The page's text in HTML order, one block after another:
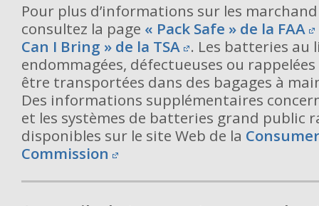
Pour plus d’informations sur les
consultez la page « Pack Safe » de la FAA
Can I Bring » de la TSA . Les batteries au
endommagées, défectueuses ou
être transportées dans des bagages à
Des informations supplémentaires
et les systèmes de batteries grand public
disponibles sur le site Web de la
Commission